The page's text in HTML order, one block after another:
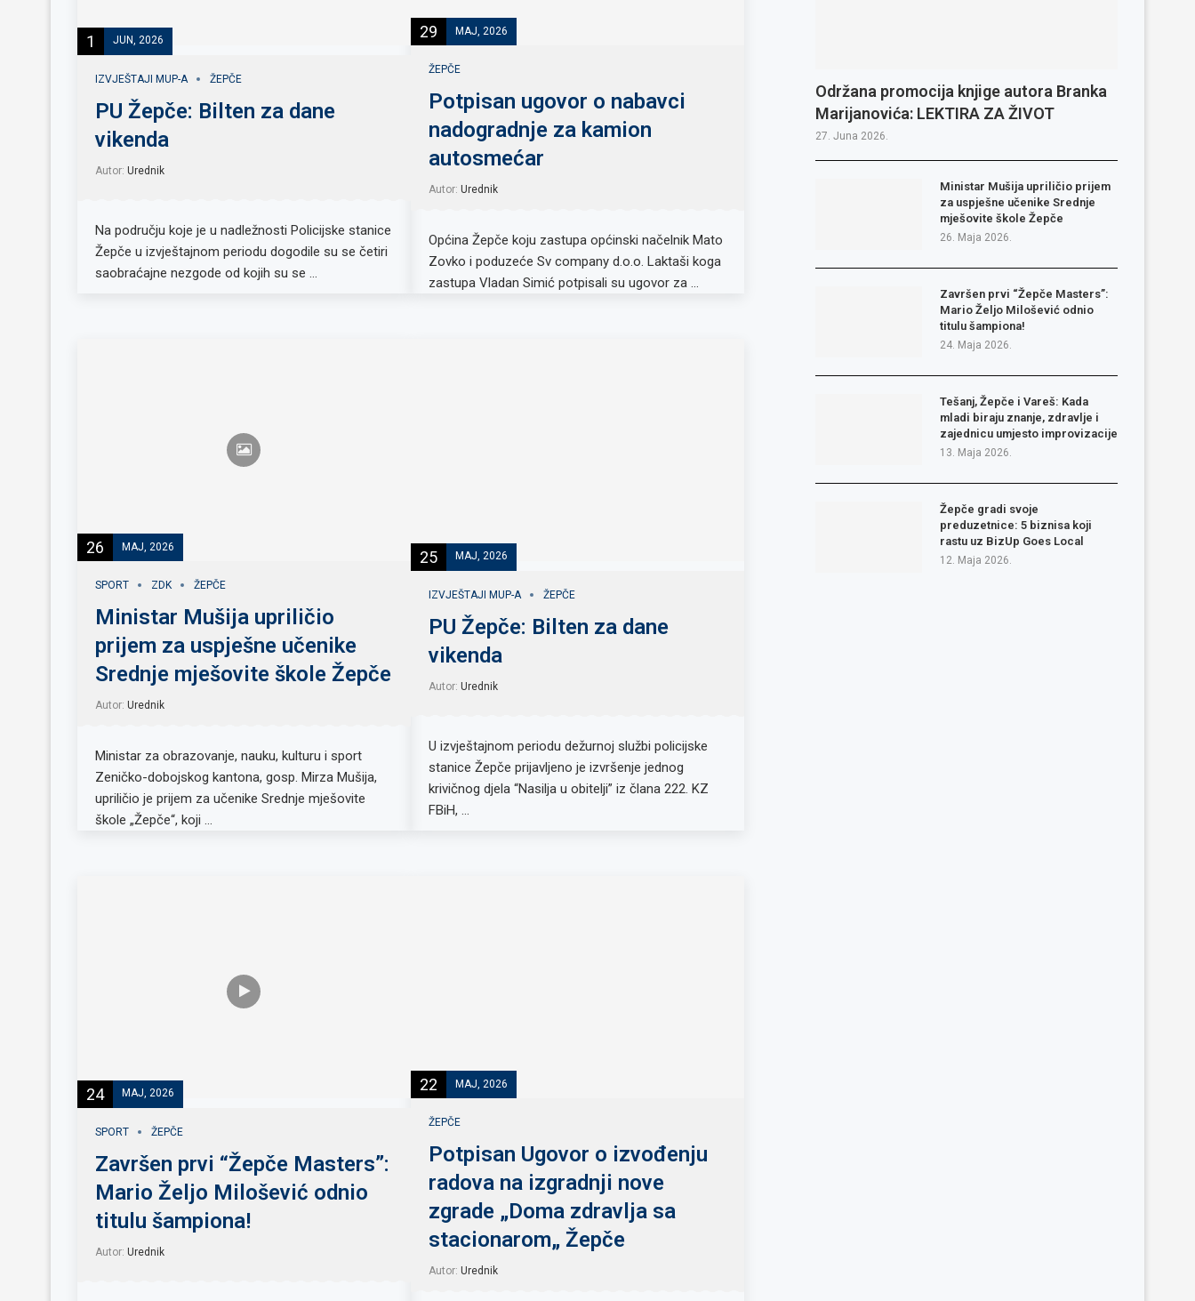
1 JUN, 2026
IZVJEŠTAJI MUP-A ŽEPČE
PU Žepče: Bilten za dane
vikenda
Autor: Urednik
Na području koje je u nadležnosti Policijske stanice
Žepče u izvještajnom periodu dogodile su se četiri
saobraćajne nezgode od kojih su se …
29 MAJ, 2026
ŽEPČE
Potpisan ugovor o nabavci
nadogradnje za kamion
autosmećar
Autor: Urednik
Općina Žepče koju zastupa općinski načelnik Mato
Zovko i poduzeće Sv company d.o.o. Laktaši koga
zastupa Vladan Simić potpisali su ugovor za …
26 MAJ, 2026
SPORT ZDK ŽEPČE
Ministar Mušija upriličio
prijem za uspješne učenike
Srednje mješovite škole Žepče
Autor: Urednik
Ministar za obrazovanje, nauku, kulturu i sport
Zeničko-dobojskog kantona, gosp. Mirza Mušija,
upriličio je prijem za učenike Srednje mješovite
škole „Žepče“, koji …
25 MAJ, 2026
IZVJEŠTAJI MUP-A ŽEPČE
PU Žepče: Bilten za dane
vikenda
Autor: Urednik
U izvještajnom periodu dežurnoj službi policijske
stanice Žepče prijavljeno je izvršenje jednog
krivičnog djela “Nasilja u obitelji” iz člana 222. KZ
FBiH, …
24 MAJ, 2026
SPORT ŽEPČE
Završen prvi “Žepče Masters”:
Mario Željo Milošević odnio
titulu šampiona!
Autor: Urednik
22 MAJ, 2026
ŽEPČE
Potpisan Ugovor o izvođenju
radova na izgradnji nove
zgrade „Doma zdravlja sa
stacionarom„ Žepče
Autor: Urednik
Održana promocija knjige autora Branka
Marijanovića: LEKTIRA ZA ŽIVOT
27. Juna 2026.
Ministar Mušija upriličio prijem
za uspješne učenike Srednje
mješovite škole Žepče
26. Maja 2026.
Završen prvi “Žepče Masters”:
Mario Željo Milošević odnio
titulu šampiona!
24. Maja 2026.
Tešanj, Žepče i Vareš: Kada
mladi biraju znanje, zdravlje i
zajednicu umjesto improvizacije
13. Maja 2026.
Žepče gradi svoje
preduzetnice: 5 biznisa koji
rastu uz BizUp Goes Local
12. Maja 2026.